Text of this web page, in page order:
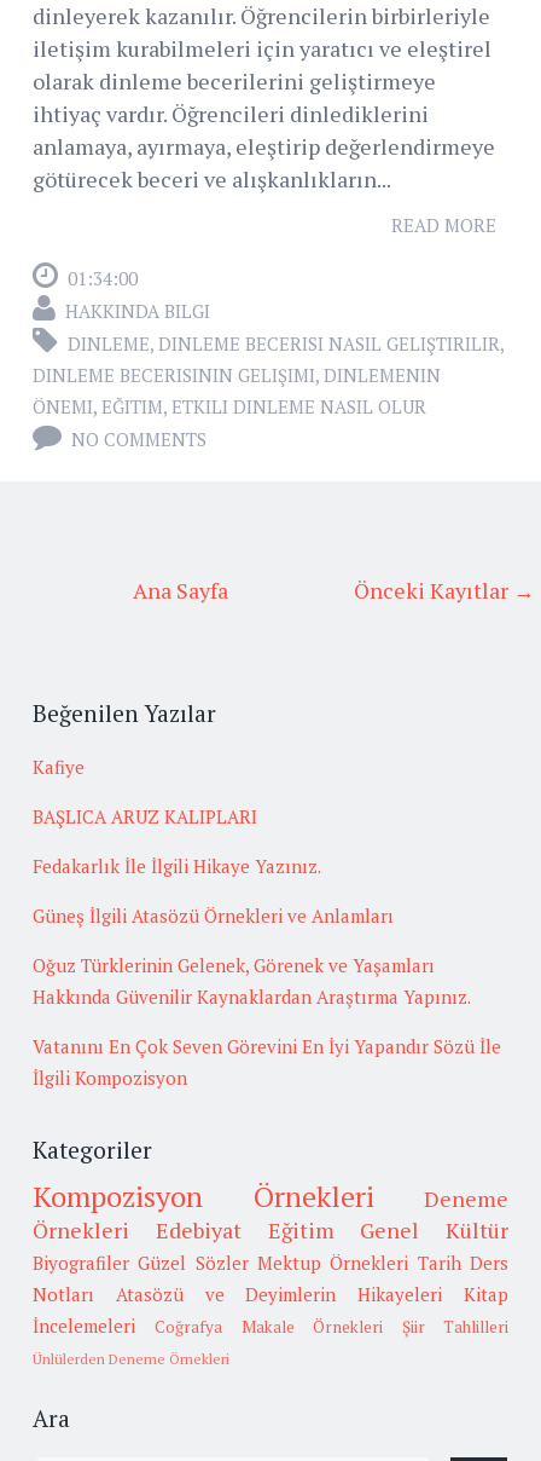
dinleyerek kazanılır. Öğrencilerin birbirleriyle
iletişim kurabilmeleri için yaratıcı ve eleştirel
olarak dinleme becerilerini geliştirmeye
ihtiyaç vardır. Öğrencileri dinlediklerini
anlamaya, ayırmaya, eleştirip değerlendirmeye
götürecek beceri ve alışkanlıkların...
READ MORE
01:34:00
HAKKINDA BILGI
DINLEME, DINLEME BECERISI NASIL GELIŞTIRILIR,
DINLEME BECERISININ GELIŞIMI, DINLEMENIN
ÖNEMI, EĞITIM, ETKILI DINLEME NASIL OLUR
NO COMMENTS
Önceki Kayıtlar →
Ana Sayfa
Beğenilen Yazılar
Kafiye
BAŞLICA ARUZ KALIPLARI
Fedakarlık İle İlgili Hikaye Yazınız.
Güneş İlgili Atasözü Örnekleri ve Anlamları
Oğuz Türklerinin Gelenek, Görenek ve Yaşamları
Hakkında Güvenilir Kaynaklardan Araştırma Yapınız.
Vatanını En Çok Seven Görevini En İyi Yapandır Sözü İle
İlgili Kompozisyon
Kategoriler
Kompozisyon Örnekleri
Deneme
Örnekleri
Edebiyat Eğitim Genel Kültür
Biyografiler Güzel Sözler Mektup Örnekleri Tarih Ders
Notları
Atasözü ve Deyimlerin Hikayeleri
Kitap
İncelemeleri
Coğrafya Makale Örnekleri Şiir Tahlilleri
Ünlülerden Deneme Örnekleri
Ara